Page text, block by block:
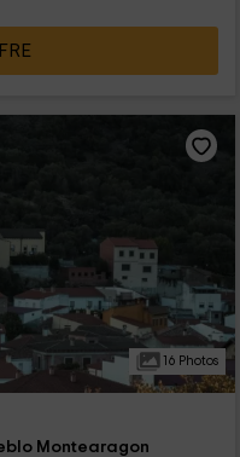
16 Photos
Montearagon